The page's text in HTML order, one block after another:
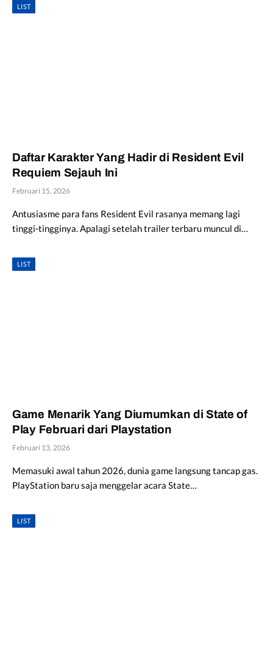
LIST
Daftar Karakter Yang Hadir di Resident Evil
Requiem Sejauh Ini
Februari 15, 2026
Antusiasme para fans Resident Evil rasanya memang lagi
tinggi-tingginya. Apalagi setelah trailer terbaru muncul di…
LIST
Game Menarik Yang Diumumkan di State of
Play Februari dari Playstation
Februari 13, 2026
Memasuki awal tahun 2026, dunia game langsung tancap gas.
PlayStation baru saja menggelar acara State…
LIST